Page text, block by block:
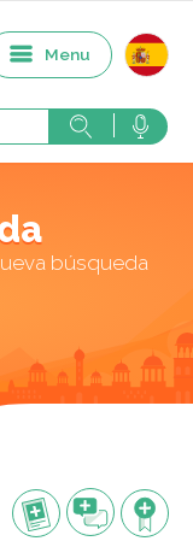
Menu
búsqueda